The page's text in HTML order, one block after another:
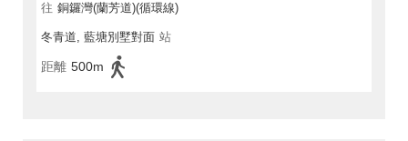
往 銅鑼灣(蘭芳道)(循環線)
冬青道, 藍塘別墅對面 站
距離 500m